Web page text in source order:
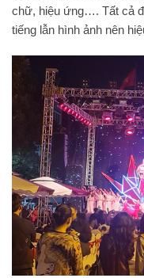
chữ, hiệu ứng…. Tất cả
tiếng lẫn hình ảnh nên